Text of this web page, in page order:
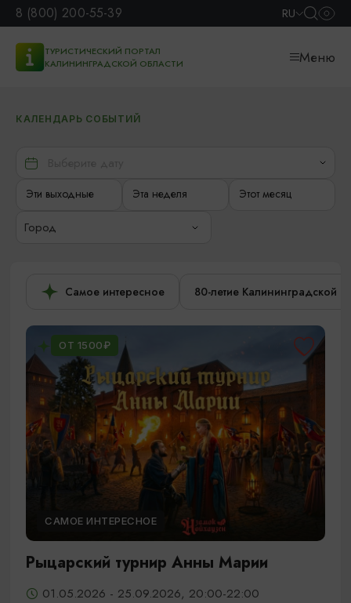
8 (800) 200-55-39 RU
ТУРИСТИЧЕСКИЙ ПОРТАЛ
КАЛИНИНГРАДСКОЙ ОБЛАСТИ
Меню
КАЛЕНДАРЬ СОБЫТИЙ
Эти выходные Эта неделя Этот месяц
Город
Самое интересное 80-летие Калининградской
ОТ 1500₽
САМОЕ ИНТЕРЕСНОЕ
Рыцарский турнир Анны Марии
01.05.2026 - 25.09.2026, 20:00-22:00